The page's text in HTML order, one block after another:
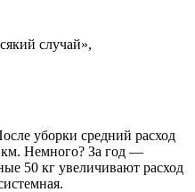
случай»,
уборки средний расход
км. Немного? За год —
50 кг увеличивают расход